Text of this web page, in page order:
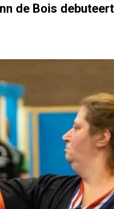
de Bois